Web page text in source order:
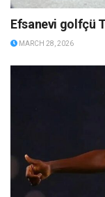
Efsanevi golfçü
MARCH 28, 2026